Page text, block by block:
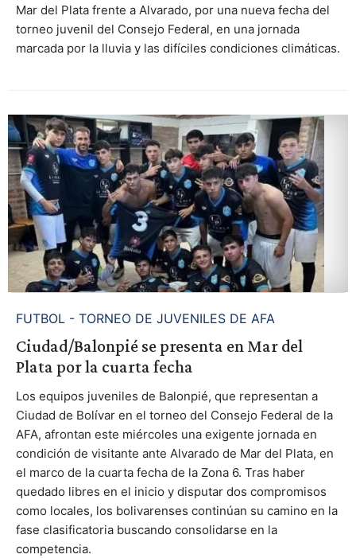
Mar del Plata frente a Alvarado, por una nueva fecha del
torneo juvenil del Consejo Federal, en una jornada
marcada por la lluvia y las difíciles condiciones climáticas.
FUTBOL - TORNEO DE JUVENILES DE AFA
Ciudad/Balonpié se presenta en Mar del
Plata por la cuarta fecha
Los equipos juveniles de Balonpié, que representan a
Ciudad de Bolívar en el torneo del Consejo Federal de la
AFA, afrontan este miércoles una exigente jornada en
condición de visitante ante Alvarado de Mar del Plata, en
el marco de la cuarta fecha de la Zona 6. Tras haber
quedado libres en el inicio y disputar dos compromisos
como locales, los bolivarenses continúan su camino en la
fase clasificatoria buscando consolidarse en la
competencia.